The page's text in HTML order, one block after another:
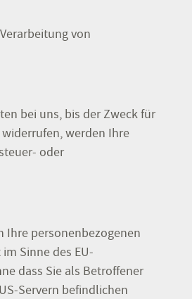
von
bei uns, bis der Zweck für
werden Ihre
oder
Ihre personenbezogenen
Sinne des EU-
dass Sie als Betroffener
Servern befindlichen